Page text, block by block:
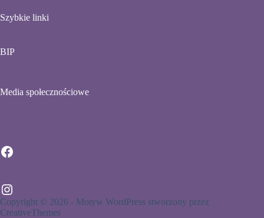
Szybkie linki
BIP
Media społecznościowe
Facebook
Instagram
Copyright © 2026 - Motyw WordPress stworzony przez
CreativeThemes